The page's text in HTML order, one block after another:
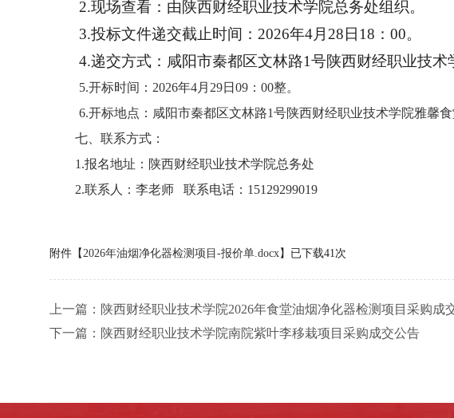
2.现场查看：由陕西财经职业技术学院总务处组织。
3.投标文件递交截止时间：2026年4月28日18：00。
4.递交方式： 咸阳市秦都区文林路1号陕西财经职业技术
5.开标时间：2026年4月 29日09：00整。
6.开标地点：咸阳市秦都区文林路1号陕西财经职业技术学院雅馨
七、联系方式：
1.报名地址：陕西财经职业技术学院总务处
2.联系人：李老师联系电话： 15129299019
附件【2026年油烟净化器检测项目-报价单.docx】已下载41次
上一篇： 陕西财经职业技术学院2026年食堂油烟净化器检测项目采购成
下一篇： 陕西财经职业技术学院南院紫叶李移栽项目采购成交公告